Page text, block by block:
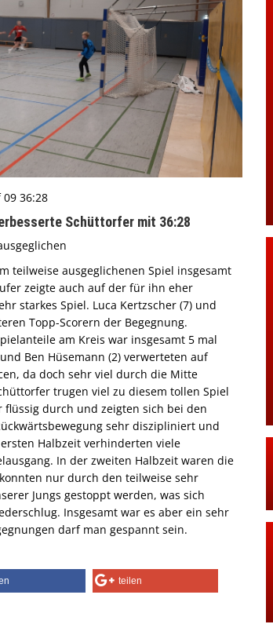
09 36:28
Schüttorfer mit 36:28
teilweise ausgeglichenen Spiel insgesamt
zeigte auch auf der für ihn eher
starkes Spiel. Luca Kertzscher (7) und
Topp-Scorern der Begegnung.
am Kreis war insgesamt 5 mal
Ben Hüsemann (2) verwerteten auf
da doch sehr viel durch die Mitte
trugen viel zu diesem tollen Spiel
durch und zeigten sich bei den
sehr diszipliniert und
Halbzeit verhinderten viele
In der zweiten Halbzeit waren die
nur durch den teilweise sehr
Jungs gestoppt werden, was sich
Insgesamt war es aber ein sehr
darf man gespannt sein.
teilen